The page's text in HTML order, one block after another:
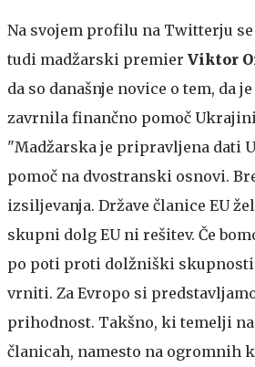
Na svojem profilu na Twitterju
tudi madžarski premier Viktor
da so današnje novice o tem, da
zavrnila finančno pomoč
"Madžarska je pripravljena dati
pomoč na dvostranski osnovi.
izsiljevanja. Države članice EU
skupni dolg EU ni rešitev. Če
po poti proti dolžniški
vrniti. Za Evropo si
prihodnost. Takšno, ki temelji
članicah, namesto na ogromnih